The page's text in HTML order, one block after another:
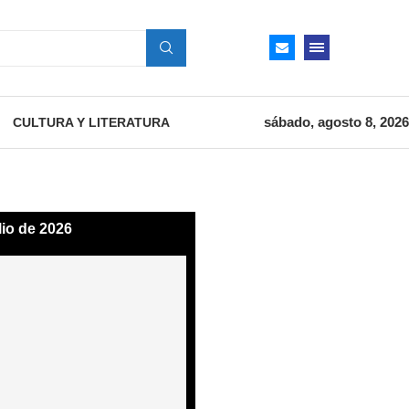
CULTURA Y LITERATURA sábado, agosto 8, 2026
de 2026